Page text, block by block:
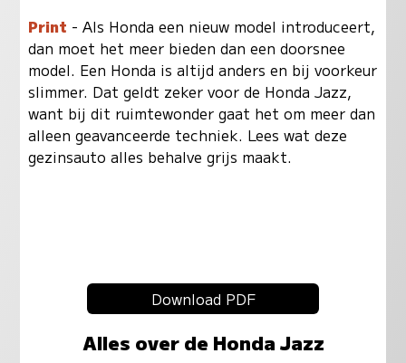
Print - Als Honda een nieuw model introduceert,
dan moet het meer bieden dan een doorsnee
model. Een Honda is altijd anders en bij voorkeur
slimmer. Dat geldt zeker voor de Honda Jazz,
want bij dit ruimtewonder gaat het om meer dan
alleen geavanceerde techniek. Lees wat deze
gezinsauto alles behalve grijs maakt.
Download PDF
Alles over de Honda Jazz